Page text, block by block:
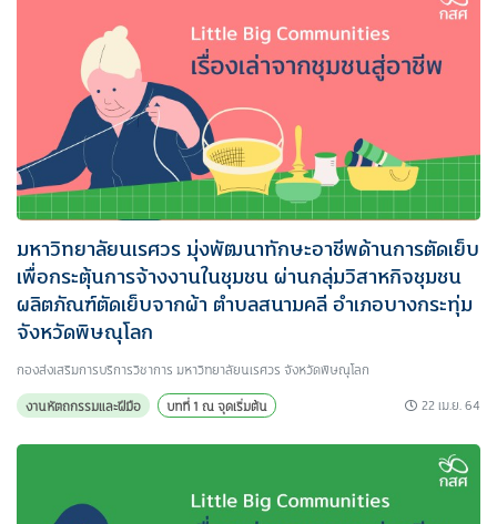
มหาวิทยาลัยนเรศวร มุ่งพัฒนาทักษะอาชีพด้านการตัดเย็บ
เพื่อกระตุ้นการจ้างงานในชุมชน ผ่านกลุ่มวิสาหกิจชุมชน
ผลิตภัณฑ์ตัดเย็บจากผ้า ตำบลสนามคลี อำเภอบางกระทุ่ม
จังหวัดพิษณุโลก
กองส่งเสริมการบริการวิชาการ มหาวิทยาลัยนเรศวร จังหวัดพิษณุโลก
งานหัตถกรรมและฝีมือ
บทที่ 1 ณ จุดเริ่มต้น 22 เม.ย. 64